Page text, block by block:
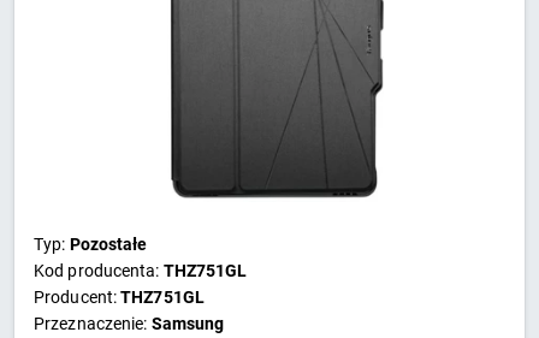
Typ: Pozostałe
Kod producenta: THZ751GL
Producent:THZ751GL
Przeznaczenie: Samsung